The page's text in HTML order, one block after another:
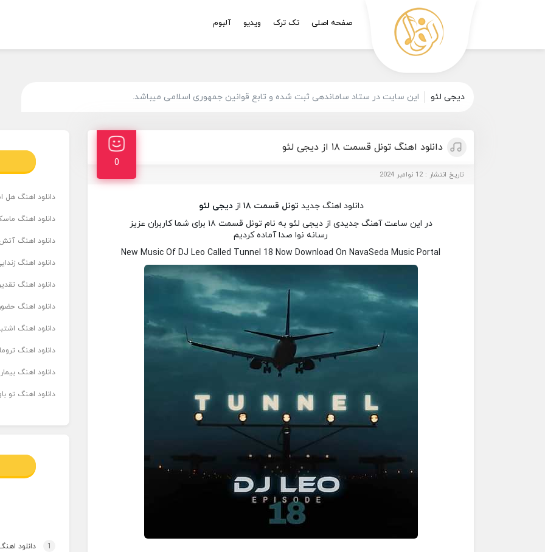
صفحه اصلی تک ترک ویدیو آلبوم
دیجی لئو این سایت در ستاد ساماندهی ثبت شده و تابع قوانین جمهوری اسلامی میباشد.
دانلود اهنگ تونل قسمت ۱۸ از دیجی لئو
0
تاریخ انتشار : 12 نوامبر 2024
دانلود اهنگ جدید تونل قسمت ۱۸ از دیجی لئو
در این ساعت آهنگ جدیدی از دیجی لئو به نام تونل قسمت ۱۸ برای شما کاربران عزیز
رسانه نوا صدا آماده کردیم
New Music Of DJ Leo Called Tunnel 18 Now Download On NavaSeda Music Portal
دانلود اهنگ هل
دانلود اهنگ
دانلود اهنگ
دانلود اهنگ
دانلود اهنگ
دانلود اهنگ
دانلود اهنگ
دانلود اهنگ
دانلود اهنگ
دانلود اهنگ تو
1 دانلود